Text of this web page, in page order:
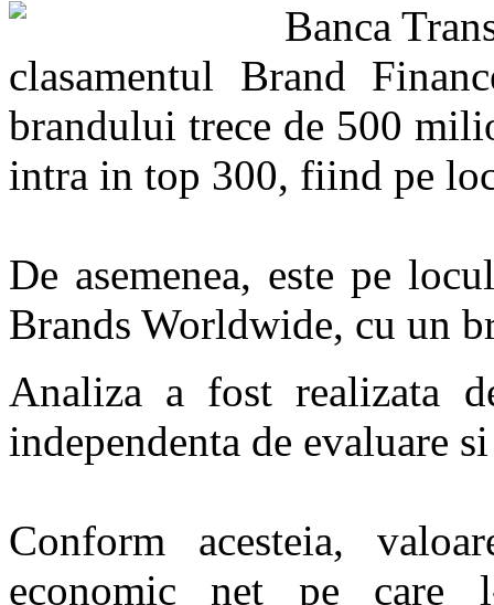
Banca
clasamentul Brand
brandului trece de 500
intra in top 300, fiind pe
De asemenea, este pe
Brands Worldwide, cu un
Analiza a fost realizata
independenta de evaluare
Conform acesteia,
economic net pe care